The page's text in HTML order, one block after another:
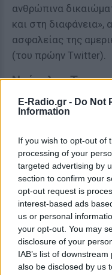
E-Radio.gr - Do Not
Information
If you wish to opt-out of
processing of your
targeted advertising by
section to confirm your
opt-out request is
interest-based ads
us or personal
your opt-out. You may
disclosure of your
IAB’s list of
also be disclosed by us
ανθρώπινα
και στη διαφάνεια»,
ασφαλείας της
(του πρώην Twitter).
Ντόναλντ Τραμπ
«Συγχαρητήρια
παρακολούθησε
περήφανος για
της χώρας σου και
Αργεντινή σπουδαία
Ρεπουμπλικάνος
οποίος διεξάγει
του.
Λουίς Ινάσιου